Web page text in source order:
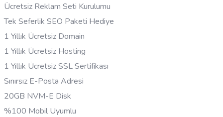
Ücretsiz Reklam Seti Kurulumu
Tek Seferlik SEO Paketi Hediye
1 Yıllık Ücretsiz Domain
1 Yıllık Ücretsiz Hosting
1 Yıllık Ücretsiz SSL Sertifikası
Sınırsız E-Posta Adresi
20GB NVM-E Disk
%100 Mobil Uyumlu